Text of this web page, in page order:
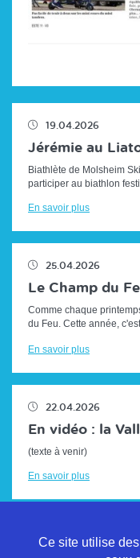
19.04.2026
Jérémie au
Biathlète de Molsheim
participer au biathlon
En savoir plus
25.04.2026
Le Champ du
Comme chaque
du Feu. Cette année,
En savoir plus
22.04.2026
En vidéo : la
(texte à venir)
En savoir plus
Ce site utilise